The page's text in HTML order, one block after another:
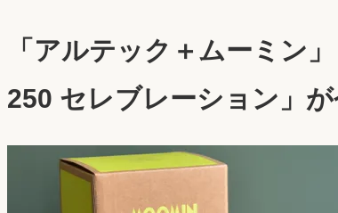
日：
「アルテック＋ムーミン
250 セレブレーション」が